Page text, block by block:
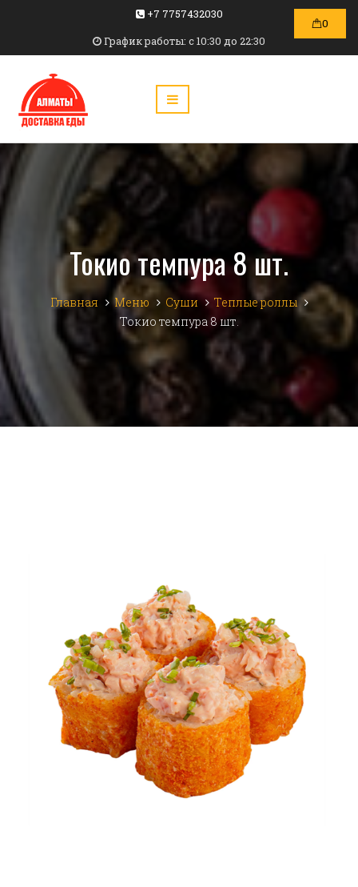
+7 7757432030
График работы: c 10:30 до 22:30
0
Токио темпура 8 шт.
Главная Меню Суши
Теплые роллы
Токио темпура 8 шт.